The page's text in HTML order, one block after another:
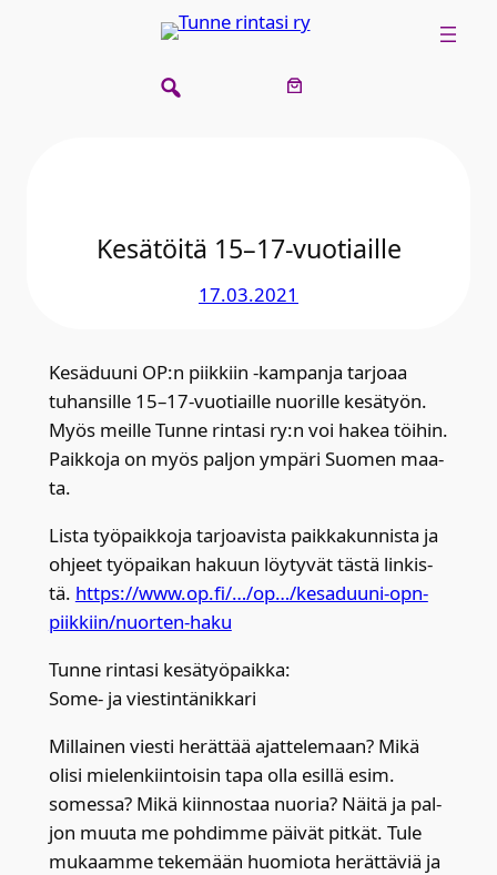
Kesä­töi­tä 15–17-vuotiaille
17.03.2021
Kesä­duu­ni OP:n piik­kiin ‑kam­pan­ja tar­jo­aa
tuhan­sil­le 15–17-vuotiaille nuo­ril­le kesä­työn.
Myös meil­le Tun­ne rin­ta­si ry:n voi hakea töi­hin.
Paik­ko­ja on myös pal­jon ympä­ri Suo­men maa­
ta.
Lis­ta työ­paik­ko­ja tar­joa­vis­ta paik­ka­kun­nis­ta ja
ohjeet työ­pai­kan hakuun löy­ty­vät täs­tä lin­kis­
tä. https://www.op.fi/…/op…/kesaduuni-opn-
piikkiin/nuorten-haku
Tun­ne rin­ta­si kesä­työ­paik­ka:
Some- ja vies­tin­tä­nik­ka­ri
Mil­lai­nen vies­ti herät­tää ajat­te­le­maan? Mikä
oli­si mie­len­kiin­toi­sin tapa olla esil­lä esim.
somes­sa? Mikä kiin­nos­taa nuo­ria? Näi­tä ja pal­
jon muu­ta me poh­dim­me päi­vät pit­kät. Tule
mukaam­me teke­mään huo­mio­ta herät­tä­viä ja